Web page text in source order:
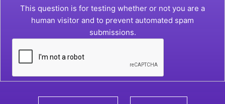
This question is for testing whether or not you are a
human visitor and to prevent automated spam
submissions.